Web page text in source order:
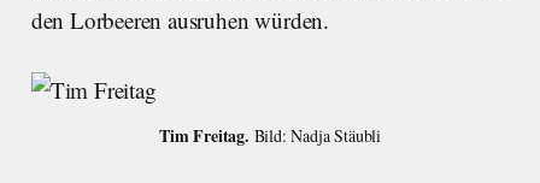
den Lorbeeren ausruhen würden.
Tim Freitag. Bild: Nadja Stäubli